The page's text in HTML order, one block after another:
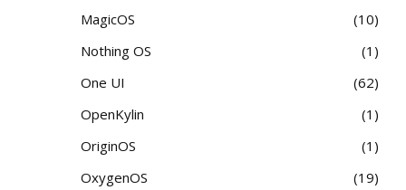
MagicOS
10
Nothing OS
1
One UI
62
OpenKylin
1
OriginOS
1
OxygenOS
19